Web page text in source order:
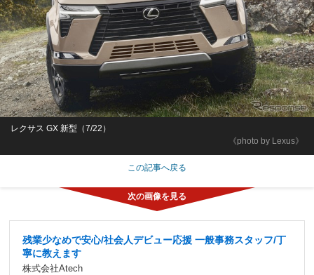
《photo by Lexus》
レクサス GX 新型（7/22）
この記事へ戻る
残業少なめで安心/社会人デビュー応援 一般事務スタッフ/丁
寧に教えます
株式会社Atech